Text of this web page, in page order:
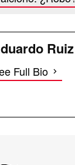
Full Bio